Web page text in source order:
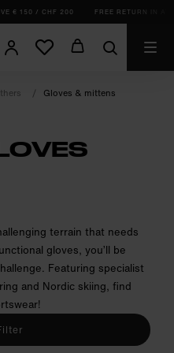
€ 150 / CHF 200 FREE RETURN IN
Gloves & mittens
terrain that needs
gloves, you’ll be
Featuring specialist
and Nordic skiing, find